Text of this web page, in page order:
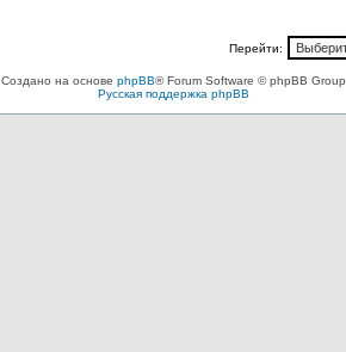
Перейти:
Создано на основе phpBB® Forum Software © phpBB Group
Русская поддержка phpBB